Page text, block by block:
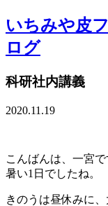
いちみや皮
ログ
科研社内講義
2020.11.19
こんばんは、一宮
暑い1日でしたね。
きのうは昼休みに